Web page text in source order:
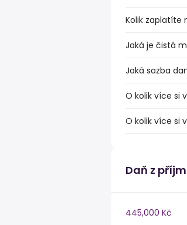
Kolik zaplatíte
Jaká je čistá
Jaká sazba
O kolik více si
O kolik více si
Daň z
445,000 Kč